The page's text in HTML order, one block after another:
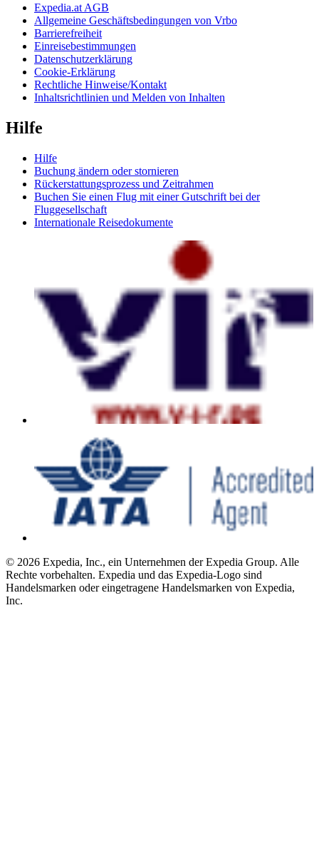
Expedia.at AGB
Allgemeine Geschäftsbedingungen von Vrbo
Barrierefreiheit
Einreisebestimmungen
Datenschutzerklärung
Cookie-Erklärung
Rechtliche Hinweise/Kontakt
Inhaltsrichtlinien und Melden von Inhalten
Hilfe
Hilfe
Buchung ändern oder stornieren
Rückerstattungsprozess und Zeitrahmen
Buchen Sie einen Flug mit einer Gutschrift bei der
Fluggesellschaft
Internationale Reisedokumente
© 2026 Expedia, Inc., ein Unternehmen der Expedia Group. Alle
Rechte vorbehalten. Expedia und das Expedia-Logo sind
Handelsmarken oder eingetragene Handelsmarken von Expedia,
Inc.